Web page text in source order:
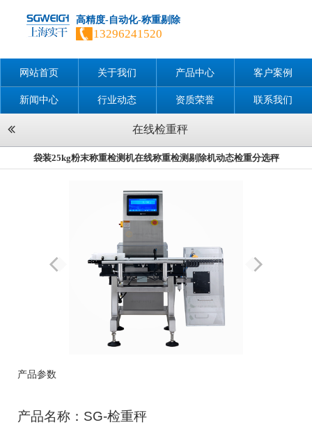
高精度-自动化-称重剔除
13296241520
网站首页 关于我们 产品中心 客户案例
新闻中心 行业动态 资质荣誉 联系我们
在线检重秤
袋装25kg粉末称重检测机在线称重检测剔除机动态检重分选秤
产品参数
产品名称：SG-检重秤